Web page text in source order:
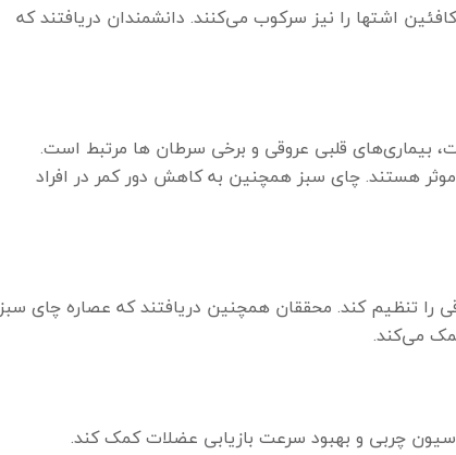
اشتها را نیز سرکوب می‌کنند. دانشمندان دریافتند که
بیماری‌های قلبی عروقی و برخی سرطان ها مرتبط است.
هستند. چای سبز همچنین به کاهش دور کمر در افراد
را تنظیم کند. محققان همچنین دریافتند که عصاره چای سبز
می‌کند.
چربی و بهبود سرعت بازیابی عضلات کمک کند.